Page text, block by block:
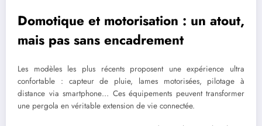
Domotique et motorisation : un atout,
mais pas sans encadrement
Les modèles les plus récents proposent une expérience ultra
confortable : capteur de pluie, lames motorisées, pilotage à
distance via smartphone… Ces équipements peuvent transformer
une pergola en véritable extension de vie connectée.